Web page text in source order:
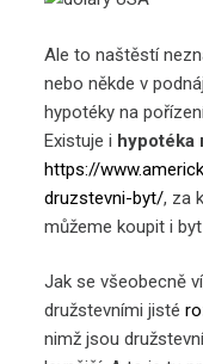
Ale to naštěstí
nebo někde v
hypotéky na
Existuje i hypotéka
https://
druzstevni-byt/, za
můžeme koupit i
Jak se všeobecně
družstevními jisté
nimž jsou